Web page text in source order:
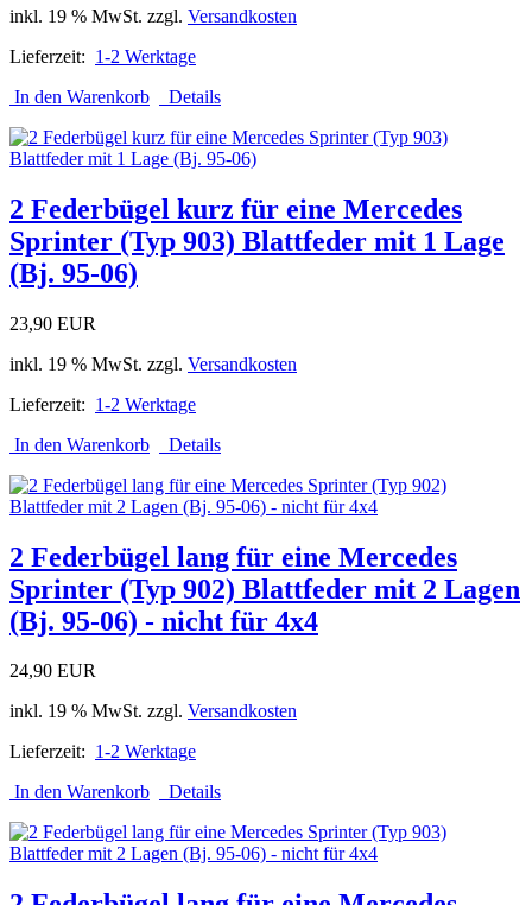
inkl. 19 % MwSt. zzgl. Versandkosten
Lieferzeit: 1-2 Werktage
In den Warenkorb
Details
2 Federbügel kurz für eine Mercedes
Sprinter (Typ 903) Blattfeder mit 1 Lage
(Bj. 95-06)
23,90 EUR
inkl. 19 % MwSt. zzgl. Versandkosten
Lieferzeit: 1-2 Werktage
In den Warenkorb
Details
2 Federbügel lang für eine Mercedes
Sprinter (Typ 902) Blattfeder mit 2 Lagen
(Bj. 95-06) - nicht für 4x4
24,90 EUR
inkl. 19 % MwSt. zzgl. Versandkosten
Lieferzeit: 1-2 Werktage
In den Warenkorb
Details